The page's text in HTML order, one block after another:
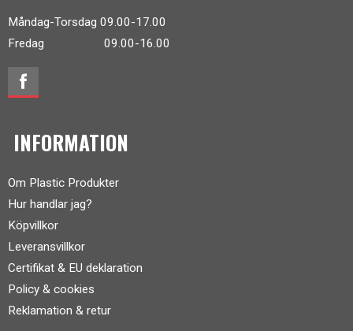
Måndag-Torsdag 09.00-17.00
Fredag 09.00-16.00
INFORMATION
Om Plastic Produkter
Hur handlar jag?
Köpvillkor
Leveransvillkor
Certifikat & EU deklaration
Policy & cookies
Reklamation & retur